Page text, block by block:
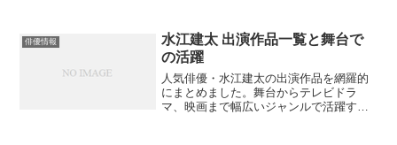
すか？
俳優情報
水江建太 出演作品一覧と舞台で
の活躍
人気俳優・水江建太の出演作品を網羅的
にまとめました。舞台からテレビドラ
マ、映画まで幅広いジャンルで活躍する